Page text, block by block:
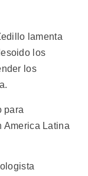
lamenta
los
los
para
America Latina